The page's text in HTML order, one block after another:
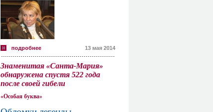
подробнее 13 мая 2014
Знаменитая «Санта-Мария»
обнаружена спустя 522 года
после своей гибели
«Особая буква»